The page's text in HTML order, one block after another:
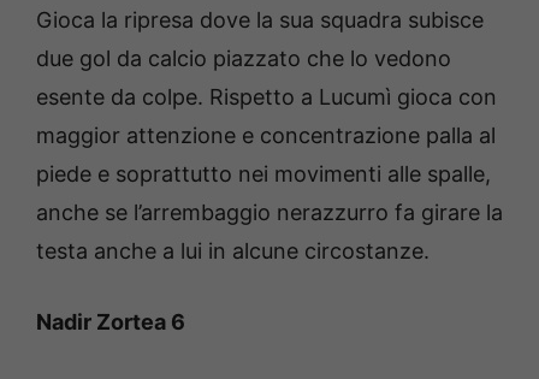
Gioca la ripresa dove la sua squadra subisce
due gol da calcio piazzato che lo vedono
esente da colpe. Rispetto a Lucumì gioca con
maggior attenzione e concentrazione palla al
piede e soprattutto nei movimenti alle spalle,
anche se l’arrembaggio nerazzurro fa girare la
testa anche a lui in alcune circostanze.
Nadir Zortea 6